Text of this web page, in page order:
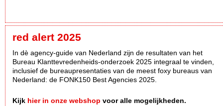
red alert 2025
In dè agency-guide van Nederland zijn de resultaten van het
Bureau Klanttevredenheids-onderzoek 2025 integraal te vinden,
inclusief de bureaupresentaties van de meest foxy bureaus van
Nederland: de FONK150 Best Agencies 2025.
Kijk hier in onze webshop voor alle mogelijkheden.